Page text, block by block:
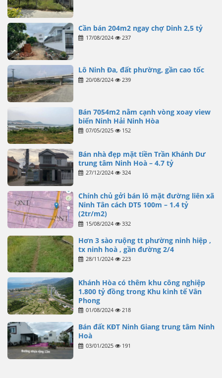
Cần bán 204m2 ngay chợ Dinh 2,5 tỷ
17/08/2024 237
Lô Ninh Đa, đất phường, gần cao tốc
20/08/2024 239
Bán 7054m2 nằm cạnh vòng xoay view
biển Ninh Hải Ninh Hòa
07/05/2025 152
Bán nhà đẹp mặt tiền Trần Khánh Dư
trung tâm Ninh Hoà – 4.7 tỷ
27/12/2024 324
Chính chủ gởi bán lô mặt đường liên xã
Ninh Tân cách DT5 100m – 1.4 tỷ
(2tr/m2)
15/08/2024 332
Hơn 3 sào ruộng tt phường ninh hiệp ,
tx ninh hoà , gần đường 2/4
28/11/2024 223
Khánh Hòa có thêm khu công nghiệp
1.800 tỷ đồng trong Khu kinh tế Vân
Phong
01/08/2024 218
Bán đất KĐT Ninh Giang trung tâm Ninh
Hoà
03/01/2025 191